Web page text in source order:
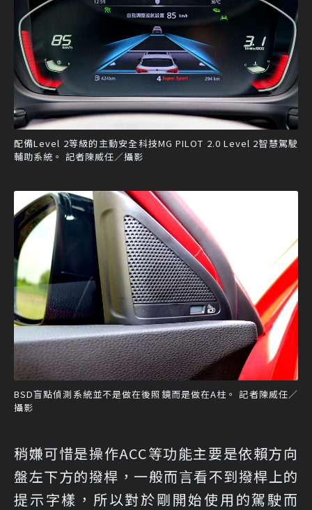
配備Level 2等級的主動安全科技MG PILOT 2.0 Level 2智慧駕駛
輔助系統。 記者陳威任／攝影
BSD盲點偵測系統並不是做在後照鏡而是做在A柱。 記者陳威任／
攝影
稍嫌可惜是操作ACC等功能主要是依賴方向
盤左下方的撥桿，一般而言看不到撥桿上的
提示字樣，所以對於剛開始使用的駕駛而